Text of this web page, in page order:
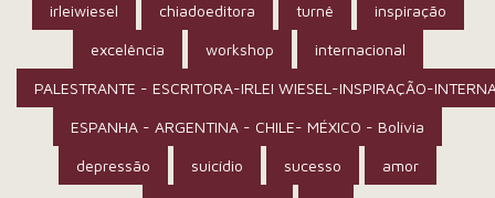
irleiwiesel chiadoeditora turnê inspiração
excelência workshop internacional
PALESTRANTE - ESCRITORA-IRLEI WIESEL-INSPIRAÇÃO-
ESPANHA - ARGENTINA - CHILE- MÉXICO - Bolívia
depressão suicídio sucesso amor